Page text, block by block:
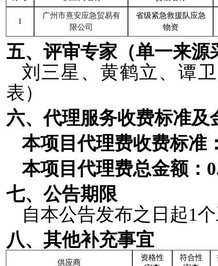
1
广州市熹安应急贸易有
限公司
省级紧急救援队应急
物资
五、 评审专家（单一来源
刘三星、黄鹤立、谭
表）
六、代理服务收费标准及
本项目代理费收费标准
本项目代理费总金额：
七、公告期限
自本公告发布之日起1
八、其他补充事宜
供应商
资格性
符合性